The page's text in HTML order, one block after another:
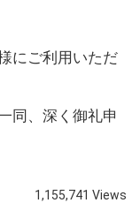
にご利用いただ
同、深く御礼申
1,155,741 Views